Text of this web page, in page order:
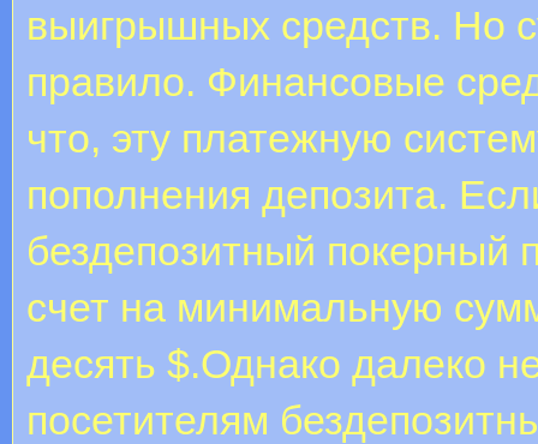
выигрышных средств. Но
правило. Финансовые
что, эту платежную
пополнения депозита.
бездепозитный покерный
счет на минимальную
десять $.Однако далеко
посетителям